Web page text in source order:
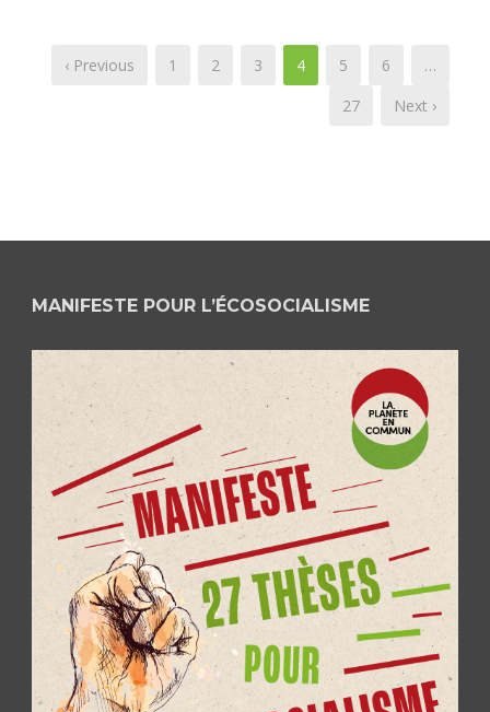
‹ Previous 1 2 3 4 5 6
…
27
Next ›
MANIFESTE POUR L’ÉCOSOCIALISME